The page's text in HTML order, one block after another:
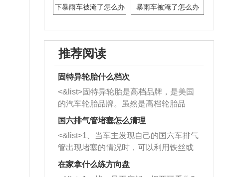
下暴雨车被淹了怎么办 暴雨车被淹了怎么办
推荐阅读
固特异轮胎什么档次
<&list>固特异轮胎是高档品牌，是美国
的汽车轮胎品牌。虽然是高档轮胎品
牌，但是中高低端的轮胎都有生产，这
也是为了更好的开拓市场。
国六排气管堵塞怎么清理
<&list>1、当车主发现自己的国六车排气
管出现堵塞的情况时，可以利用铁丝或
者是细棍，直接将杂物给取出来，如果
堵塞情况比较严重，也可以采取应急措
在家拿什么练方向盘